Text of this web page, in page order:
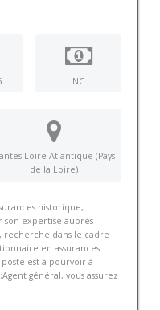
NC
Loire-Atlantique (Pays
de la Loire)
historique,
expertise auprès
dans le cadre
en assurances
est à pourvoir à
général, vous assurez